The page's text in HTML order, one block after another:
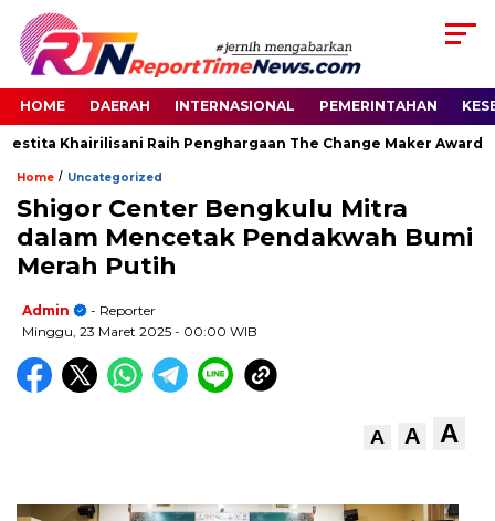
HOME DAERAH INTERNASIONAL PEMERINTAHAN
Khairilisani Raih Penghargaan The Change Maker Awards
Home / Uncategorized
Shigor Center Bengkulu Mitra
dalam Mencetak Pendakwah Bumi
Merah Putih
Admin
- Reporter
Minggu, 23 Maret 2025 - 00:00 WIB
A A A